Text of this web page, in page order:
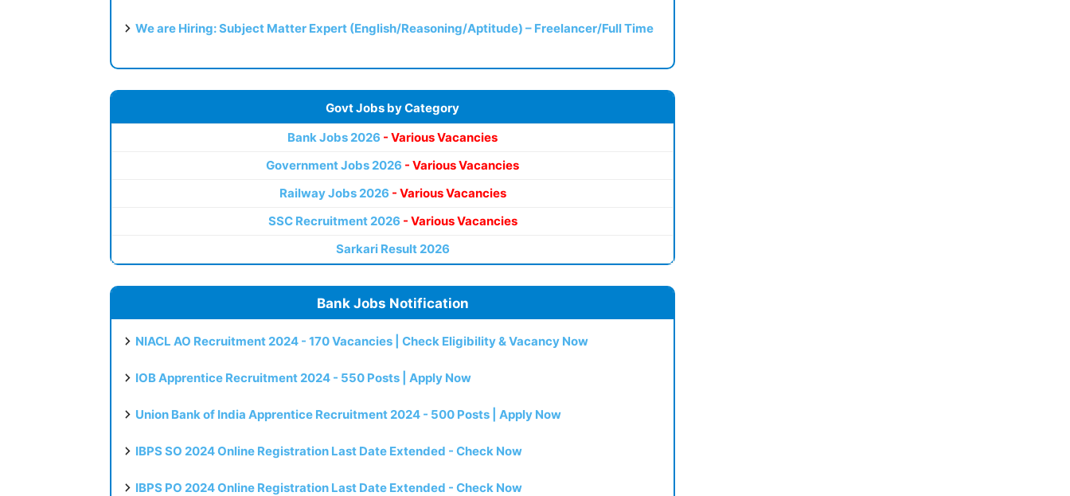
We are Hiring: Subject Matter Expert (English/Reasoning/Aptitude) – Freelancer/Full Time
Govt Jobs by Category
Bank Jobs 2026 - Various Vacancies
Government Jobs 2026 - Various Vacancies
Railway Jobs 2026 - Various Vacancies
SSC Recruitment 2026 - Various Vacancies
Sarkari Result 2026
Bank Jobs Notification
NIACL AO Recruitment 2024 - 170 Vacancies | Check Eligibility & Vacancy Now
IOB Apprentice Recruitment 2024 - 550 Posts | Apply Now
Union Bank of India Apprentice Recruitment 2024 - 500 Posts | Apply Now
IBPS SO 2024 Online Registration Last Date Extended - Check Now
IBPS PO 2024 Online Registration Last Date Extended - Check Now